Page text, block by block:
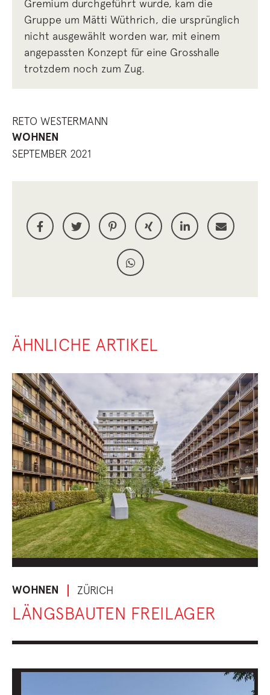
Gremium durchgeführt wurde, kam die
Gruppe um Mätti Wüthrich, die ursprünglich
nicht ausgewählt worden war, mit einem
angepassten Konzept für eine Grosshalle
trotzdem noch zum Zug.
RETO WESTERMANN
WOHNEN
SEPTEMBER 2021
ÄHNLICHE ARTIKEL
WOHNEN ZÜRICH
LÄNGSBAUTEN FREILAGER